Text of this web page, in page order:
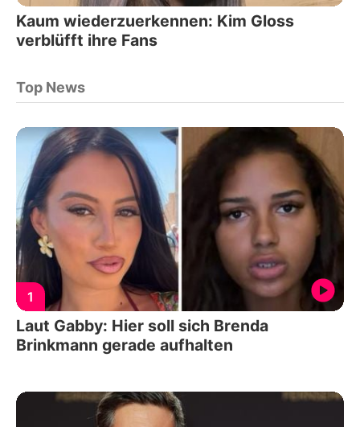
Kaum wiederzuerkennen: Kim Gloss
verblüfft ihre Fans
Top News
1
Laut Gabby: Hier soll sich Brenda
Brinkmann gerade aufhalten